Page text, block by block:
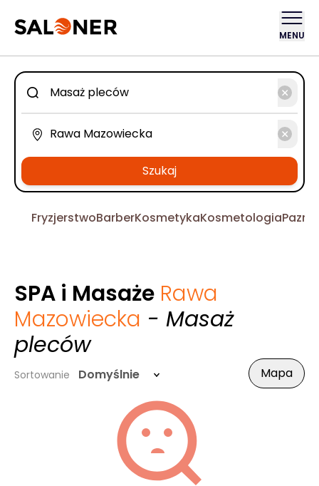
MENU
Szukaj
FryzjerstwoBarberKosmetykaKosmetologia
SPA i Masaże Rawa
Mazowiecka - Masaż
pleców
Sortowanie Domyślnie Mapa